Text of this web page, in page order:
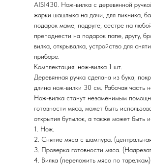
AISI430. Нож-вилка с деревянной
жарки шашлыка на дачи, для пикника,
подарок маме, подруге, сестре на
преподнести на подарок папе, другу,
вилка, открывалка, устройство для
приборе.
Комплектация: нож-вилка 1 шт.
Деревянная ручка сделана из бука,
длина нож-вилки 30 см. Рабочая часть
Нож-вилка станут незаменимым
готовности мяса, может быть
открытия бутылок, а также может быть
1. Нож.
2. Снятие мяса с шампура.
3. Проверка готовности мяса.
4. Вилка (переложить мясо по тарелкам)